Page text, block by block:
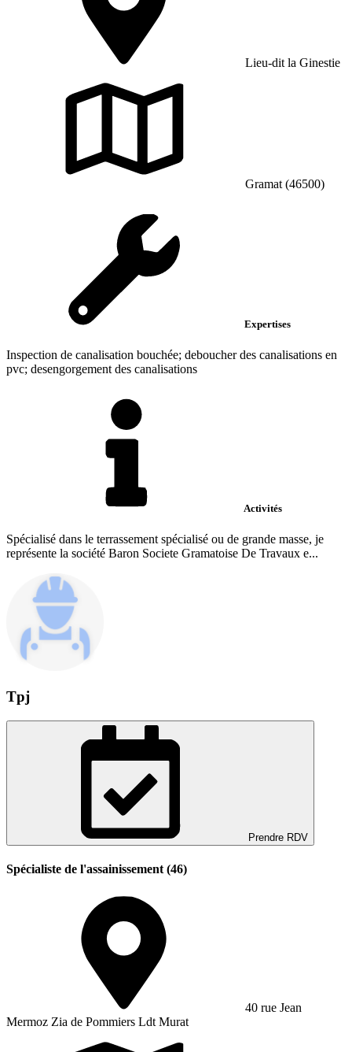
Lieu-dit la Ginestie
Gramat (46500)
Expertises
Inspection de canalisation bouchée; deboucher des canalisations en
pvc; desengorgement des canalisations
Activités
Spécialisé dans le terrassement spécialisé ou de grande masse, je
représente la société Baron Societe Gramatoise De Travaux e...
Tpj
Prendre RDV
Spécialiste de l'assainissement (46)
40 rue Jean
Mermoz Zia de Pommiers Ldt Murat